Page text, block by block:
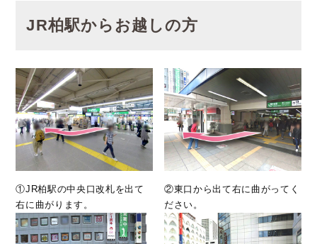
JR柏駅からお越しの方
①JR柏駅の中央口改札を出て
右に曲がります。
②東口から出て右に曲がってく
ださい。